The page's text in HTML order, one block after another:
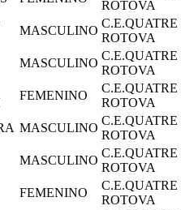
ROTOVA
MASCULINO
C.E.QUATRE
ROTOVA
MASCULINO
C.E.QUATRE
ROTOVA
FEMENINO
C.E.QUATRE
ROTOVA
MASCULINO
C.E.QUATRE
ROTOVA
MASCULINO
C.E.QUATRE
ROTOVA
FEMENINO
C.E.QUATRE
ROTOVA